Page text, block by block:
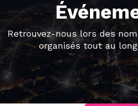
Retrouvez-nous lors des
organisés tout au